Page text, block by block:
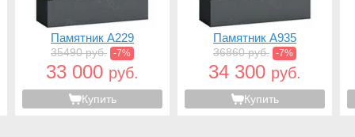
Памятник A229
35490 руб. -7%
33 000 руб.
Купить
Памятник A935
36860 руб. -7%
34 300 руб.
Купить